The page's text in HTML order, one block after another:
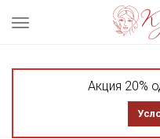
Акция 20%